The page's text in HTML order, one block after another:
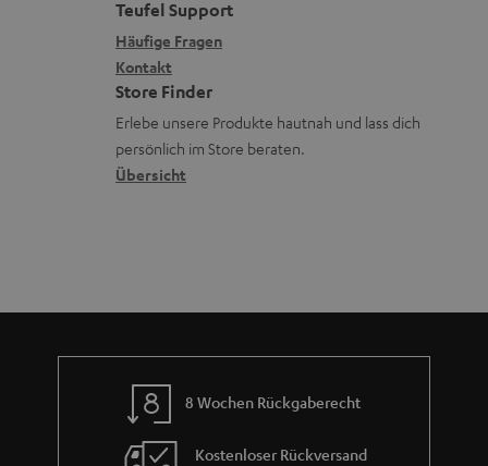
s
a
n
d
r
G
a
r
a
n
t
e
R
ü
c
k
m
e
x
i
k
o
n
a
k
t
d
a
t
Teufel Support
Häufige Fragen
Kontakt
Store Finder
Erlebe unsere Produkte hautnah und lass dich
persönlich im Store beraten.
Übersicht
8 Wochen Rückgaberecht
Kostenloser Rückversand